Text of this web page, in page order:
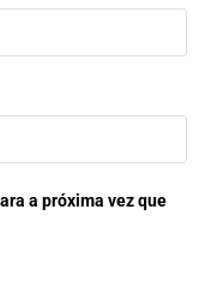
a próxima vez que